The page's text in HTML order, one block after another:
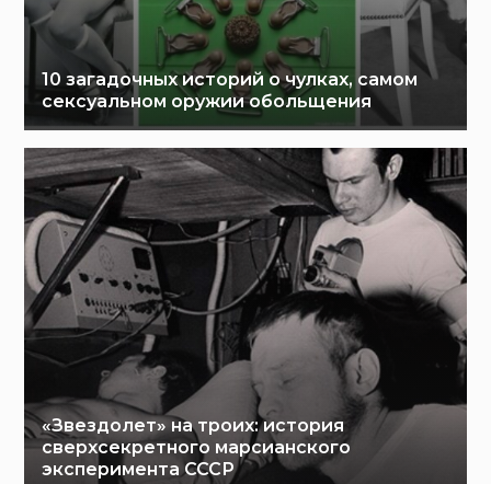
10 загадочных историй о чулках, самом
сексуальном оружии обольщения
«Звездолет» на троих: история
сверхсекретного марсианского
эксперимента СССР